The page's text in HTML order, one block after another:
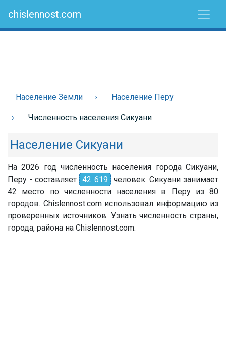
chislennost.com
Население Земли Население Перу
Численность населения Сикуани
Население Сикуани
На 2026 год численность населения города Сикуани,
Перу - составляет 42 619 человек. Сикуани занимает
42 место по численности населения в Перу из 80
городов. Chislennost.com использовал информацию из
проверенных источников. Узнать численность страны,
города, района на Chislennost.com.